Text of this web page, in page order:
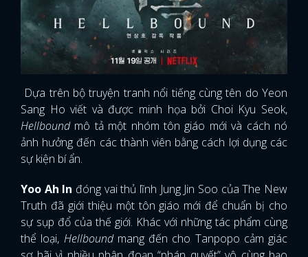
Dựa trên bộ truyện tranh nổi tiếng cùng tên do Yeon
Sang Ho viết và được minh họa bởi Choi Kyu Seok,
Hellbound mô tả một nhóm tôn giáo mới và cách nó
ảnh hưởng đến các thành viên bằng cách lợi dụng các
sự kiện bí ẩn.
Yoo Ah In đóng vai thủ lĩnh Jung Jin Soo của The New
Truth đã giới thiệu một tôn giáo mới để chuẩn bị cho
sự sụp đổ của thế giới. Khác với những tác phẩm cùng
thể loại, Hellbound mang đến cho Tanpopo cảm giác